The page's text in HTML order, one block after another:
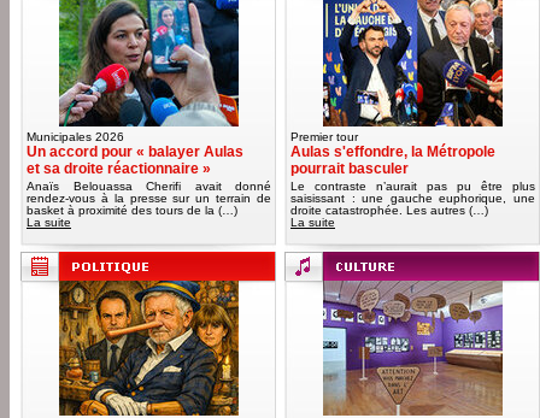
Municipales 2026
Un accord pour « balayer Aulas
et sa droite réactionnaire »
Anaïs Belouassa Cherifi avait donné
rendez-vous à la presse sur un terrain de
basket à proximité des tours de la (…)
La suite
Premier tour
Aulas s'effondre, la Métropole
pourrait basculer
Le contraste n’aurait pas pu être plus
saisissant : une gauche euphorique, une
droite catastrophée. Les autres (…)
La suite